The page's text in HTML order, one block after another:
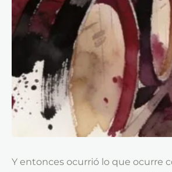
Y entonces ocurrió lo que ocurre